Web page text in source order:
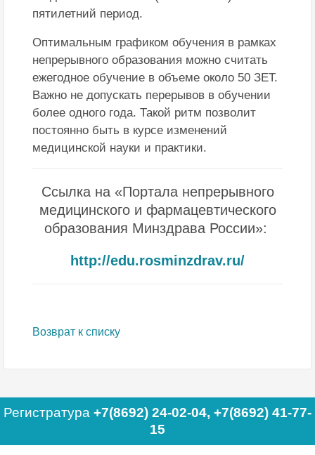
пятилетний период.
Оптимальным графиком обучения в рамках
непрерывного образования можно считать
ежегодное обучение в объеме около 50 ЗЕТ.
Важно не допускать перерывов в обучении
более одного года. Такой ритм позволит
постоянно быть в курсе изменений
медицинской науки и практики.
Ссылка на «Портала непрерывного
медицинского и фармацевтического
образования Минздрава России»:
http://edu.rosminzdrav.ru/
Возврат к списку
Регистратура +7(8692) 24-02-04, +7(8692) 41-77-
15